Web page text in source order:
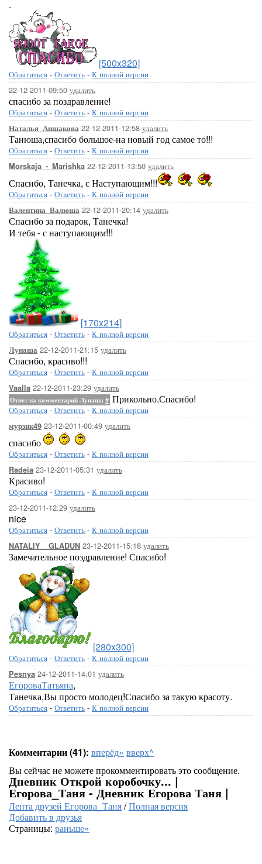
.
[500x320]
Обратиться - Ответить - К полной версии
22-12-2011-09:50 удалить
спасибо за поздравление!
Обратиться - Ответить - К полной версии
Наталья_Аншакова 22-12-2011-12:58 удалить
Танюша,спасибо большое-на новый год самое то!!!
Обратиться - Ответить - К полной версии
Morskaja_-_Marishka 22-12-2011-13:50 удалить
Спасибо, Танечка, с Наступающим!!!
Обратиться - Ответить - К полной версии
Валентина_Валюша 22-12-2011-20:14 удалить
Спасибо за подарок, Танечка!
И тебя - с наступающим!!!
[170x214]
Обратиться - Ответить - К полной версии
Лунаша 22-12-2011-21:15 удалить
Спасибо, красиво!!!
Обратиться - Ответить - К полной версии
Vaalla 22-12-2011-23:29 удалить
Ответ на комментарий Лунаша # Прикольно.Спасибо!
Обратиться - Ответить - К полной версии
мурзик49 23-12-2011-00:49 удалить
спасибо
Обратиться - Ответить - К полной версии
Radeia 23-12-2011-05:31 удалить
Красиво!
Обратиться - Ответить - К полной версии
23-12-2011-12:29 удалить
nice
Обратиться - Ответить - К полной версии
NATALIY__GLADUN 23-12-2011-15:18 удалить
Замечательное поздравление! Спасибо!
[280x300]
Обратиться - Ответить - К полной версии
Pesnya 24-12-2011-14:01 удалить
ЕгороваТатьяна,
Танечка,Вы просто молодец!Спасибо за такую красоту.
Обратиться - Ответить - К полной версии
Комментарии (41): вперёд» вверх^
Вы сейчас не можете прокомментировать это сообщение.
Дневник Открой коробочку... |
Егорова_Таня - Дневник Егорова Таня |
Лента друзей Егорова_Таня/Полная версия
Добавить в друзья
Страницы: раньше»